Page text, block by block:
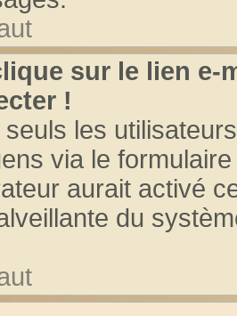
sur le lien e-
!
les
via le
aurait activé
du